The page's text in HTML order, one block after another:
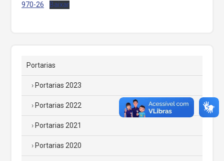
970-26 Baixar
Portarias
Portarias 2023
Portarias 2022
Portarias 2021
Portarias 2020